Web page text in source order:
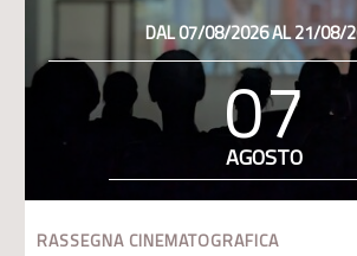
DAL 07/08/2026 AL 21/08/
07
AGOSTO
RASSEGNA CINEMATOGRAFICA